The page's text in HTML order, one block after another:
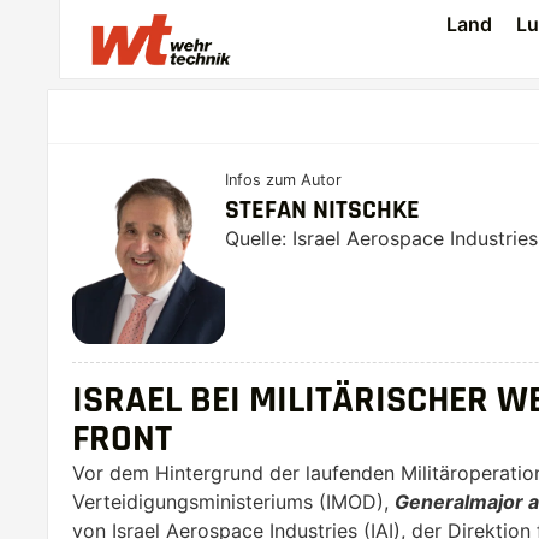
Land
Infos zum Autor
STEFAN NITSCHKE
Quelle: Israel Aerospace Industries
ISRAEL BEI MILITÄRISCHER
FRONT
Vor dem Hintergrund der laufenden
Verteidigungsministeriums (IMOD), Generalmajor
von Israel Aerospace Industries (IAI), der